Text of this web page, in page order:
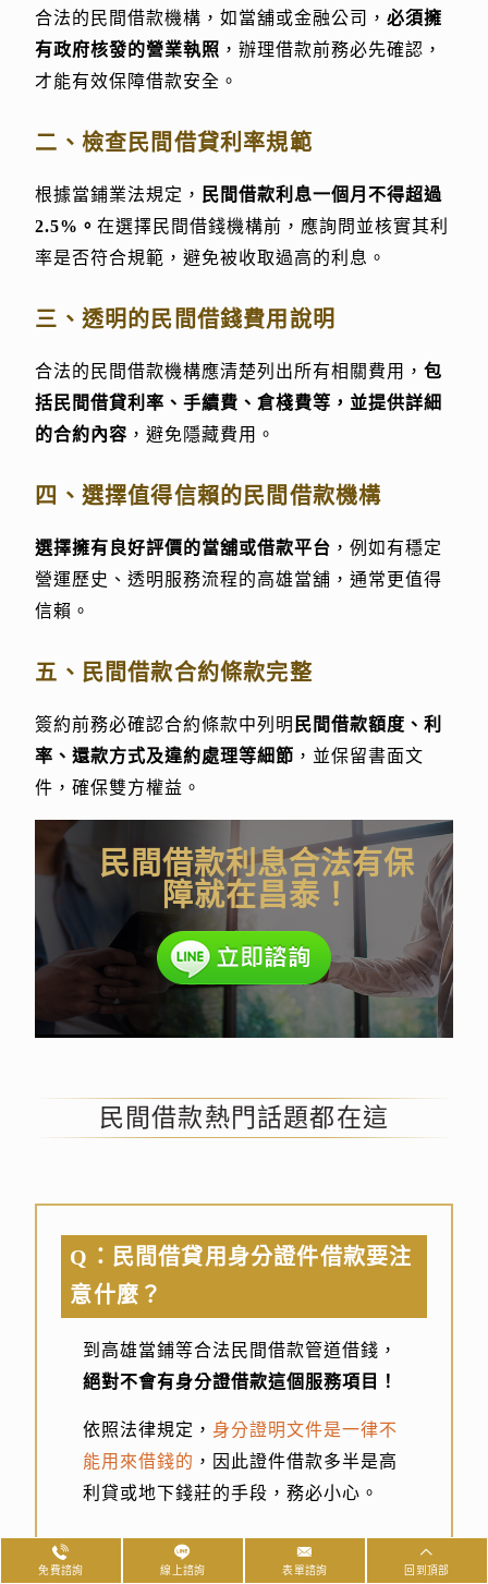
合法的民間借款機構，如當舖或金融公司，必須擁
有政府核發的營業執照 ，辦理借款前務必先確認，
才能有效保障借款安全。
二、檢查民間借貸利率規範
根據當鋪業法規定， 民間借款利息一個月不得超過
2.5%。在選擇民間借錢機構前，應詢問並核實其利
率是否符合規範，避免被收取過高的利息。
三、透明的民間借錢費用說明
合法的民間借款機構應清楚列出所有相關費用，包
括民間借貸利率、手續費、倉棧費等，並提供詳細
的合約內容 ，避免隱藏費用。
四、選擇值得信賴的民間借款機構
選擇擁有良好評價的當舖或借款平台 ，例如有穩定
營運歷史、透明服務流程的高雄當舖，通常更值得
信賴。
五、民間借款合約條款完整
簽約前務必確認合約條款中列明 民間借款額度、利
率、還款方式及違約處理等細節 ，並保留書面文
件，確保雙方權益。
民間借款利息合法有保
障就在昌泰！
民間借款熱門話題都在這
Q：民間借貸用身分證件借款要注
意什麼？
到高雄當鋪等合法民間借款管道借錢，
絕對不會有身分證借款這個服務項目！
依照法律規定， 身分證明文件是一律不
能用來借錢的 ，因此證件借款多半是高
利貸或地下錢莊的手段，務必小心。
Q：民間借款合法嗎？
免費諮詢 線上諮詢 表單諮詢 回到頂部